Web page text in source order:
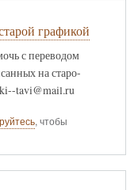
графикой
с переводом
на старо-
tavi@mail.ru
, чтобы